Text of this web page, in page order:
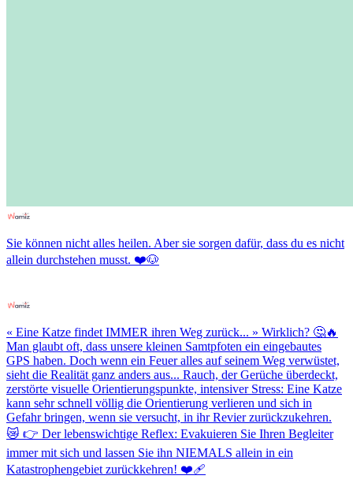
Sie können nicht alles heilen. Aber sie sorgen dafür, dass du es nicht
allein durchstehen musst. ❤️🐶
« Eine Katze findet IMMER ihren Weg zurück... » Wirklich? 🤔🔥
Man glaubt oft, dass unsere kleinen Samtpfoten ein eingebautes
GPS haben. Doch wenn ein Feuer alles auf seinem Weg verwüstet,
sieht die Realität ganz anders aus... Rauch, der Gerüche überdeckt,
zerstörte visuelle Orientierungspunkte, intensiver Stress: Eine Katze
kann sehr schnell völlig die Orientierung verlieren und sich in
Gefahr bringen, wenn sie versucht, in ihr Revier zurückzukehren.
😿 👉 Der lebenswichtige Reflex: Evakuieren Sie Ihren Begleiter
immer mit sich und lassen Sie ihn NIEMALS allein in ein
Katastrophengebiet zurückkehren! ❤️‍🩹